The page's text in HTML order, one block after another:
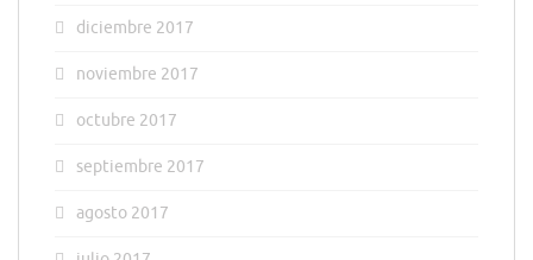
diciembre 2017
noviembre 2017
octubre 2017
septiembre 2017
agosto 2017